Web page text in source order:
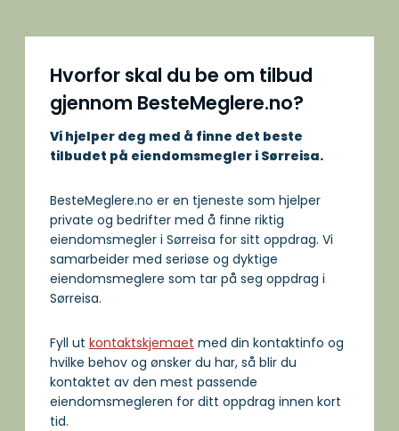
Hvorfor skal du be om tilbud
gjennom BesteMeglere.no?
Vi hjelper deg med å finne det beste
tilbudet på eiendomsmegler i Sørreisa.
BesteMeglere.no er en tjeneste som hjelper
private og bedrifter med å finne riktig
eiendomsmegler i Sørreisa for sitt oppdrag. Vi
samarbeider med seriøse og dyktige
eiendomsmeglere som tar på seg oppdrag i
Sørreisa.
Fyll ut kontaktskjemaet med din kontaktinfo og
hvilke behov og ønsker du har, så blir du
kontaktet av den mest passende
eiendomsmegleren for ditt oppdrag innen kort
tid.